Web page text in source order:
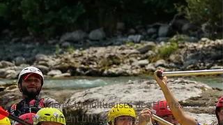
Les rivières tumultueuses des Hautes-
Alpes offrent un terrain de jeu